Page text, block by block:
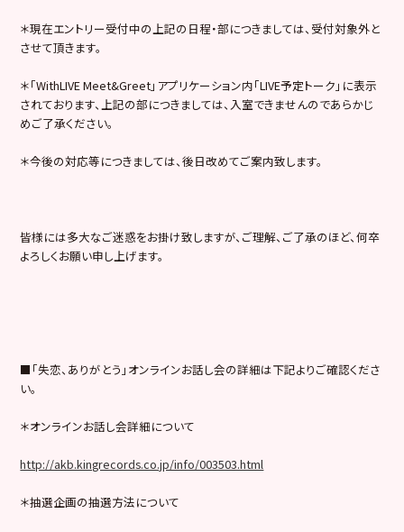
＊現在エントリー受付中の上記の日程・部につきましては、受付対象外と
させて頂きます。
＊「WithLIVE Meet&Greet」アプリケーション内「LIVE予定トーク」に表示
されております、上記の部につきましては、入室できませんのであらかじ
めご了承ください。
＊今後の対応等につきましては、後日改めてご案内致します。
皆様には多大なご迷惑をお掛け致しますが、ご理解、ご了承のほど、何卒
よろしくお願い申し上げます。
■「失恋、ありがとう」オンラインお話し会の詳細は下記よりご確認くださ
い。
＊オンラインお話し会詳細について
http://akb.kingrecords.co.jp/info/003503.html
＊抽選企画の抽選方法について